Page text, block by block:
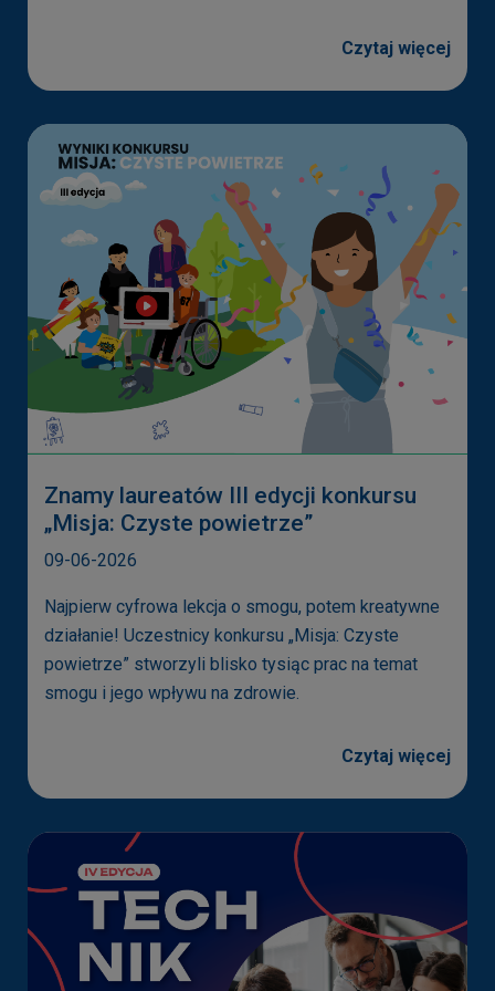
Czytaj więcej
Znamy laureatów III edycji konkursu
„Misja: Czyste powietrze”
09-06-2026
Najpierw cyfrowa lekcja o smogu, potem kreatywne
działanie! Uczestnicy konkursu „Misja: Czyste
powietrze” stworzyli blisko tysiąc prac na temat
smogu i jego wpływu na zdrowie.
Czytaj więcej
Niektóre pliki cookies są tworzone przez podmiot, z usług
W naszych serwisach wykorzystujemy
narzędzie Google Analytics do analizy ruchu na
stronie internetowej oraz aktywności
dotyczących jej przeglądania. Wykorzystujemy
je w szczególności do celów statystycznych,
aby sprawdzić jak często odwiedzane są
poszczególne serwisy. Dane te
wykorzystujemy również do optymalizacji i
rozwoju serwisów. Więcej informacji na temat
narzędzia Google Analytics znajdziesz na
https://policies.google.com/technologies/co
okies
Youtube
możesz znaleźć na:
https://policies.google.com/privacy?hl=pl&gl
=pl